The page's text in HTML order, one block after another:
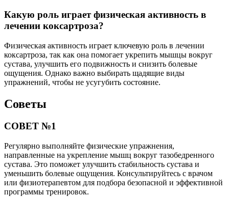
Какую роль играет физическая активность в
лечении коксартроза?
Физическая активность играет ключевую роль в лечении
коксартроза, так как она помогает укрепить мышцы вокруг
сустава, улучшить его подвижность и снизить болевые
ощущения. Однако важно выбирать щадящие виды
упражнений, чтобы не усугубить состояние.
Советы
СОВЕТ №1
Регулярно выполняйте физические упражнения,
направленные на укрепление мышц вокруг тазобедренного
сустава. Это поможет улучшить стабильность сустава и
уменьшить болевые ощущения. Консультируйтесь с врачом
или физиотерапевтом для подбора безопасной и эффективной
программы тренировок.